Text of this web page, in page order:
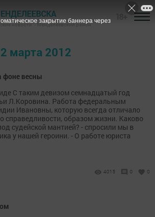
новости" - Менделеевский район
марта 2012
фоне весны
С таким девизом семнадцатый год
Л.Коровина. Работа федеральным
Ивановны, которую всегда отличало
справедливости, образом жизни. Каково
судейской мантией? - спросили мы в
у нашей героини. - О работе юриста
4015 0 0
закрытие баннера через